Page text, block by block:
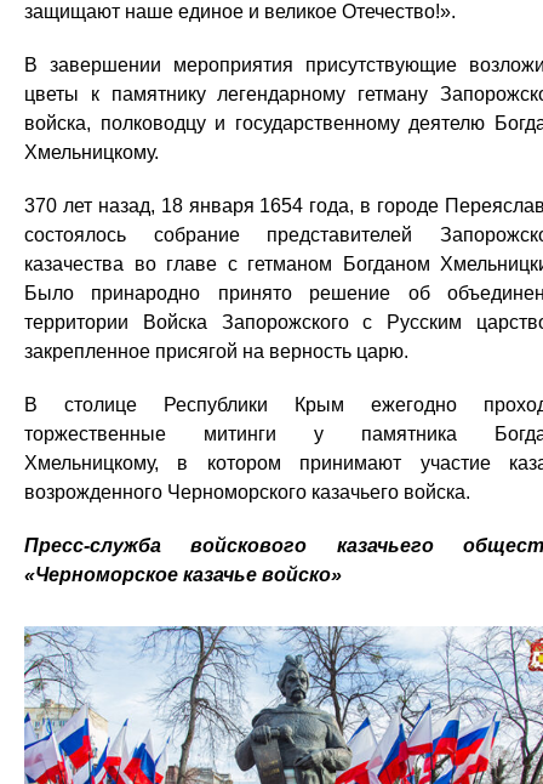
защищают наше единое и великое Отечество!».
В завершении мероприятия присутствующие
цветы к памятнику легендарному гетману
войска, полководцу и государственному деятелю
Хмельницкому.
370 лет назад, 18 января 1654 года, в городе
состоялось собрание представителей
казачества во главе с гетманом Богданом
Было принародно принято решение об
территории Войска Запорожского с Русским
закрепленное присягой на верность царю.
В столице Республики Крым ежегодно
торжественные митинги у памятника
Хмельницкому, в котором принимают участие
возрожденного Черноморского казачьего войска.
Пресс-служба войскового казачьего
«Черноморское казачье войско»